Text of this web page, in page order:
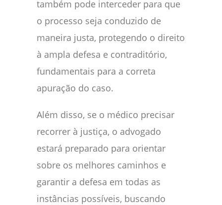
também pode interceder para que
o processo seja conduzido de
maneira justa, protegendo o direito
à ampla defesa e contraditório,
fundamentais para a correta
apuração do caso.
Além disso, se o médico precisar
recorrer à justiça, o advogado
estará preparado para orientar
sobre os melhores caminhos e
garantir a defesa em todas as
instâncias possíveis, buscando